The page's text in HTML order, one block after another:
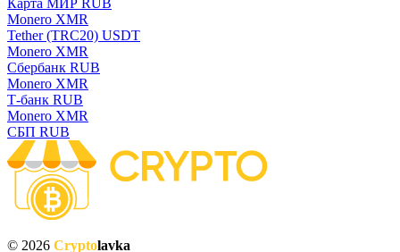
Monero XMR
Tether (TRC20) USDT
Monero XMR
Сбербанк RUB
Monero XMR
Т-банк RUB
Monero XMR
СБП RUB
© 2026 Cryptolavka